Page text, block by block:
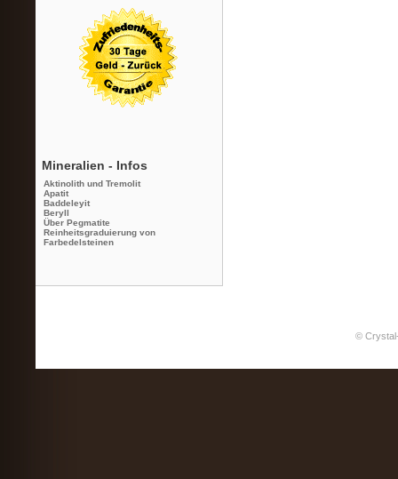
Mineralien - Infos
Aktinolith und Tremolit
Apatit
Baddeleyit
Beryll
Über Pegmatite
Reinheitsgraduierung von
Farbedelsteinen
©